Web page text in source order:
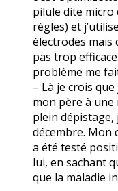
pilule dite micro
règles) et
électrodes mais
pas trop
problème me
– Là je crois
mon père à une
plein dépistage,
décembre. Mon
a été testé
lui, en sachant
que la maladie